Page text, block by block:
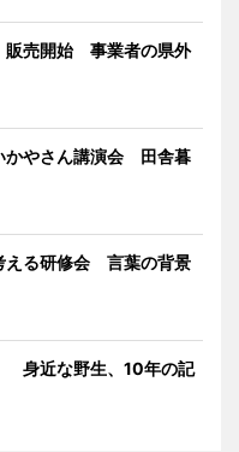
販売開始 事業者の県外
かやさん講演会 田舎暮
える研修会 言葉の背景
身近な野生、10年の記